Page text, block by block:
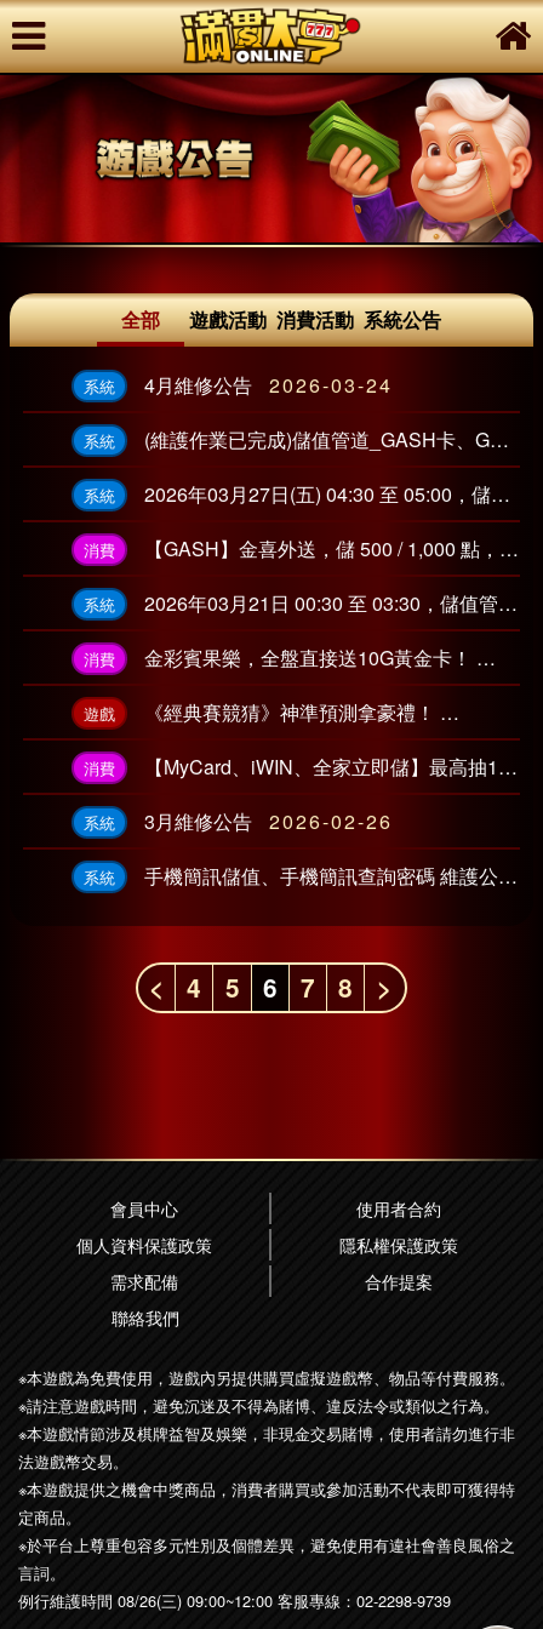
全部 遊戲活動 消費活動 系統公告
系統 4月維修公告 2026-03-24
系統 (維護作業已完成)儲值管道_GASH卡、GASH會員轉點 臨時性維護公告
系統 2026年03月27日(五) 04:30 至 05:00，儲值管道_玉山銀行 Web ATM、SmartPay 維護公告
消費 【GASH】金喜外送，儲 500 / 1,000 點，筆筆抽黃金虛寶！
系統 2026年03月21日 00:30 至 03:30，儲值管道_中國信託所發行的簽帳金融卡(Debit卡) 維護公告
消費 金彩賓果樂，全盤直接送10G黃金卡！
遊戲 《經典賽競猜》神準預測拿豪禮！ 2026-
消費 【MyCard、iWIN、全家立即儲】最高抽10,000紅鑽！
系統 3月維修公告 2026-02-26
系統 手機簡訊儲值、手機簡訊查詢密碼 維護公告
< 4 5 6 7 8 >
會員中心
使用者合約
個人資料保護政策
隱私權保護政策
需求配備
合作提案
聯絡我們
※本遊戲為免費使用，遊戲內另提供購買虛擬遊戲幣、物品等付費服務。
※請注意遊戲時間，避免沉迷及不得為賭博、違反法令或類似之行為。
※本遊戲情節涉及棋牌益智及娛樂，非現金交易賭博，使用者請勿進行非
法遊戲幣交易。
※本遊戲提供之機會中獎商品，消費者購買或參加活動不代表即可獲得特
定商品。
※於平台上尊重包容多元性別及個體差異，避免使用有違社會善良風俗之
言詞。
例行維護時間 08/26(三) 09:00~12:00 客服專線： 02-2298-9739